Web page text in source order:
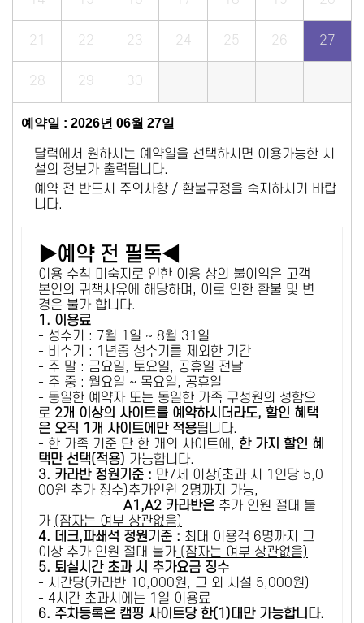
21 22 23 24 25 26 27
28 29 30
예약일 : 2026년 06월 27일
달력에서 원하시는 예약일을 선택하시면 이용가능한 시
설의 정보가 출력됩니다.
예약 전 반드시 주의사항 / 환불규정을 숙지하시기 바랍
니다.
▶예약 전 필독◀
이용 수칙 미숙지로 인한 이용 상의 불이익은 고객
본인의 귀책사유에 해당하며, 이로 인한 환불 및 변
경은 불가 합니다.
1. 이용료
- 성수기 : 7월 1일 ~ 8월 31일
- 비수기 : 1년중 성수기를 제외한 기간
- 주 말 : 금요일, 토요일, 공휴일 전날
- 주 중 : 월요일 ~ 목요일, 공휴일
- 동일한 예약자 또는 동일한 가족 구성원의 성함으
로 2개 이상의 사이트를 예약하시더라도, 할인 혜택
은 오직 1개 사이트에만 적용됩니다.
- 한 가족 기준 단 한 개의 사이트에, 한 가지 할인 혜
택만 선택(적용) 가능합니다.
3. 카라반 정원기준 : 만7세 이상(초과 시 1인당 5,0
00원 추가 징수)추가인원 2명까지 가능,
A1,A2 카라반은 추가 인원 절대 불
가 (잠자는 여부 상관없음)
4. 데크,파쇄석 정원기준 : ​최대 이용객 6명까지 그
이상 추가 인원 절대 불가 (잠자는 여부 상관없음)
5. 퇴실시간 초과 시 추가요금 징수
- 시간당(카라반 10,000원, 그 외 시설 5,000원)
- 4시간 초과시에는 1일 이용료
6. 주차등록은 캠핑 사이트당 한(1)대만 가능합니다.